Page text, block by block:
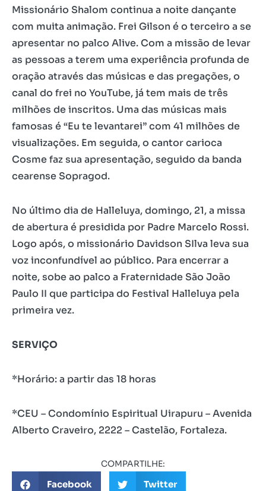
Missionário Shalom continua a noite dançante
com muita animação. Frei Gilson é o terceiro a se
apresentar no palco Alive. Com a missão de levar
as pessoas a terem uma experiência profunda de
oração através das músicas e das pregações, o
canal do frei no YouTube, já tem mais de três
milhões de inscritos. Uma das músicas mais
famosas é “Eu te levantarei” com 41 milhões de
visualizações. Em seguida, o cantor carioca
Cosme faz sua apresentação, seguido da banda
cearense Sopragod.
No último dia de Halleluya, domingo, 21, a missa
de abertura é presidida por Padre Marcelo Rossi.
Logo após, o missionário Davidson SIlva leva sua
voz inconfundível ao público. Para encerrar a
noite, sobe ao palco a Fraternidade São João
Paulo II que participa do Festival Halleluya pela
primeira vez.
SERVIÇO
*Horário: a partir das 18 horas
*CEU – Condomínio Espiritual Uirapuru – Avenida
Alberto Craveiro, 2222 – Castelão, Fortaleza.
COMPARTILHE:
Facebook Twitter